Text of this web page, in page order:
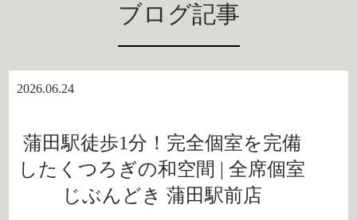
ブログ記事
2026.06.24
蒲田駅徒歩1分！完全個室を完備
したくつろぎの和空間 | 全席個室
じぶんどき 蒲田駅前店